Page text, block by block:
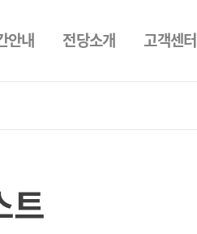
안내 전당소개 고객센터
트